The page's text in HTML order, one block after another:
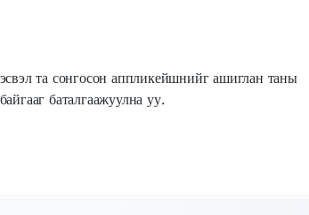
та сонгосон аппликейшнийг ашиглан таны
баталгаажуулна уу.